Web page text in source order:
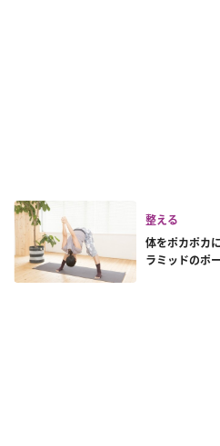
整える
体をポカポカ
ラミッドのポー